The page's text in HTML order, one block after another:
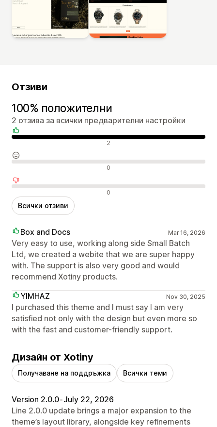
Отзиви
100% положителни
2 отзива за всички предварителни настройки
Положителни отзиви 2
Неутрални отзиви 0
Отрицателни отзиви 0
Всички отзиви
Box and Docs Mar 16, 2026
Very easy to use, working along side Small Batch
Ltd, we created a webite that we are super happy
with. The support is also very good and would
recommend Xotiny products.
YIMHAZ
Nov 30, 2025
I purchased this theme and I must say I am very
satisfied not only with the design but even more so
with the fast and customer-friendly support.
Дизайн от Xotiny
Получаване на поддръжка Всички теми
Version 2.0.0•July 22, 2026
Line 2.0.0 update brings a major expansion to the
theme’s layout library, alongside key refinements